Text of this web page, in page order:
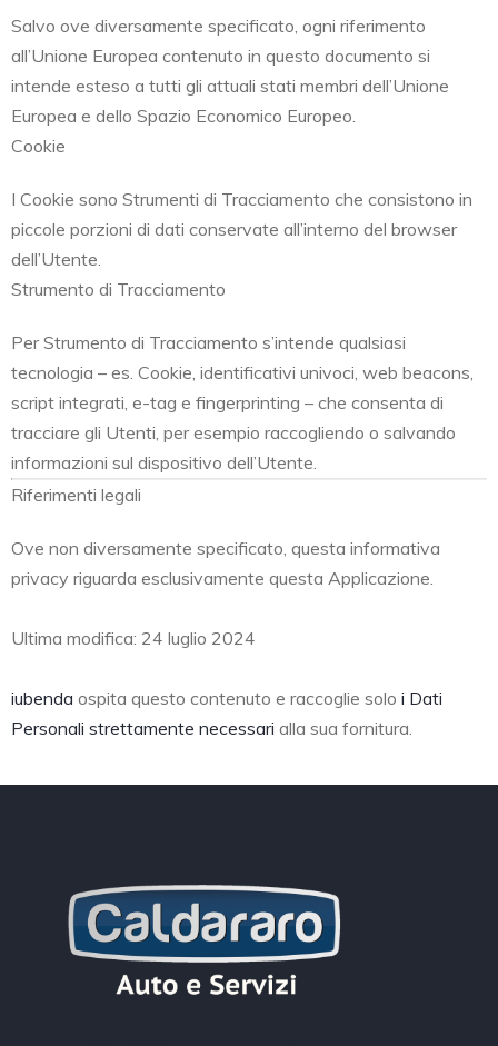
Salvo ove diversamente specificato, ogni riferimento
all’Unione Europea contenuto in questo documento si
intende esteso a tutti gli attuali stati membri dell’Unione
Europea e dello Spazio Economico Europeo.
Cookie
I Cookie sono Strumenti di Tracciamento che consistono in
piccole porzioni di dati conservate all’interno del browser
dell’Utente.
Strumento di Tracciamento
Per Strumento di Tracciamento s’intende qualsiasi
tecnologia – es. Cookie, identificativi univoci, web beacons,
script integrati, e-tag e fingerprinting – che consenta di
tracciare gli Utenti, per esempio raccogliendo o salvando
informazioni sul dispositivo dell’Utente.
Riferimenti legali
Ove non diversamente specificato, questa informativa
privacy riguarda esclusivamente questa Applicazione.
Ultima modifica: 24 luglio 2024
iubenda ospita questo contenuto e raccoglie solo i Dati
Personali strettamente necessari alla sua fornitura.